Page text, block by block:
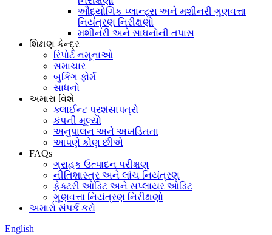
ઔદ્યોગિક પ્લાન્ટ્સ અને મશીનરી ગુણવત્તા
નિયંત્રણ નિરીક્ષણો
મશીનરી અને સાધનોની તપાસ
શિક્ષણ કેન્દ્ર
રિપોર્ટ નમૂનાઓ
સમાચાર
બુકિંગ ફોર્મ
સાધનો
અમારા વિશે
ક્લાઈન્ટ પ્રશંસાપત્રો
કંપની મૂલ્યો
અનુપાલન અને અખંડિતતા
આપણે કોણ છીએ
FAQs
ગ્રાહક ઉત્પાદન પરીક્ષણ
નીતિશાસ્ત્ર અને લાંચ નિયંત્રણ
ફેક્ટરી ઓડિટ અને સપ્લાયર ઓડિટ
ગુણવત્તા નિયંત્રણ નિરીક્ષણો
અમારો સંપર્ક કરો
English